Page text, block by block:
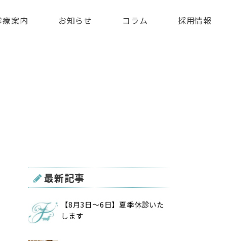
療案内 お知らせ コラム 採用情報
最新記事
【8月3日〜6日】夏季休診いた
します